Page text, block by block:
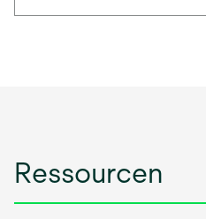
Ressourcen